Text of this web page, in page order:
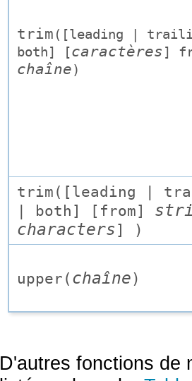
trim ([leading |
both] [caractères ]
chaîne)
trim([ leading |
| both ] [ from]
characters ] )
upper( chaîne)
D'autres fonctions de